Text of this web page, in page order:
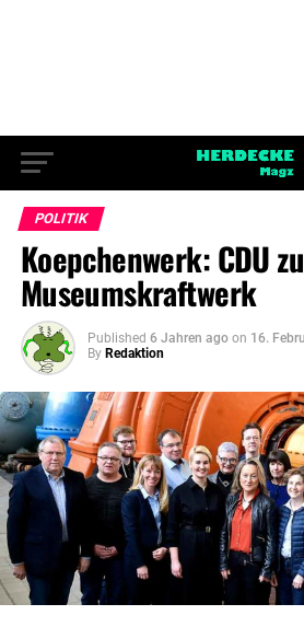
POLITIK
Koepchenwerk: CDU
Museumskraftwerk
Published 6 Jahren ago on 16.
By Redaktion